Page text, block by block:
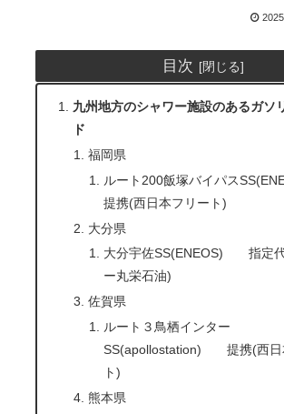
目次
九州地方のシャワー施設のあるガソ
ド
福岡県
ルート200飯塚バイパス
提携(西日本フリート)
大分県
大分宇佐SS(ENEOS) 指定
ー丸栄石油)
佐賀県
ルート３鳥栖インター
SS(apollostation) 提携(西日
ト)
熊本県